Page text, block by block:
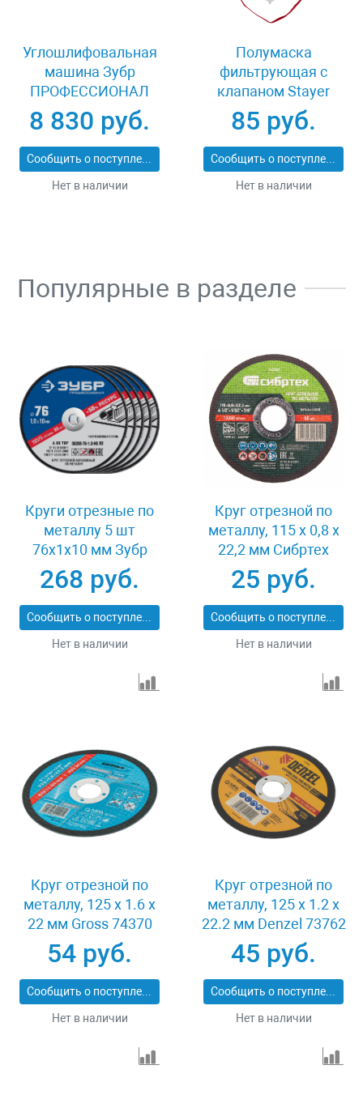
Углошлифовальная
машина Зубр
ПРОФЕССИОНАЛ
УШМ-П230-2100 ПВ
8 830 руб.
Сообщить о поступлении
Нет в наличии
Полумаска
фильтрующая с
клапаном Stayer
MASTER 11116
85 руб.
Сообщить о поступлении
Нет в наличии
Популярные в разделе
Круги отрезные по
металлу 5 шт
76x1x10 мм Зубр
36200-76-1.0-H5_z03
268 руб.
Сообщить о поступлении
Нет в наличии
Круг отрезной по
металлу, 115 х 0,8 х
22,2 мм Сибртех
743307
25 руб.
Сообщить о поступлении
Нет в наличии
Круг отрезной по
металлу, 125 х 1.6 х
22 мм Gross 74370
54 руб.
Сообщить о поступлении
Нет в наличии
Круг отрезной по
металлу, 125 х 1.2 х
22.2 мм Denzel 73762
45 руб.
Сообщить о поступлении
Нет в наличии